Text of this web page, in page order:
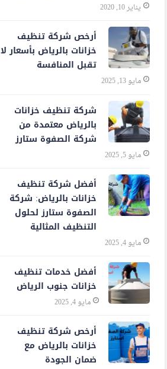
يناير 10, 2020
أرخص شركة تنظيف
خزانات بالرياض بأسعار لا
تقبل المنافسة
مايو 13, 2025
شركة تنظيف خزانات
بالرياض معتمدة من
شركة الصفوة ستارز
مايو 5, 2025
أفضل شركة تنظيف
خزانات بالرياض: شركة
الصفوة ستارز لحلول
التنظيف المثالية
مايو 4, 2025
أفضل خدمات تنظيف
خزانات جنوب الرياض
مايو 4, 2025
أرخص شركة تنظيف
خزانات بالرياض مع
ضمان الجودة